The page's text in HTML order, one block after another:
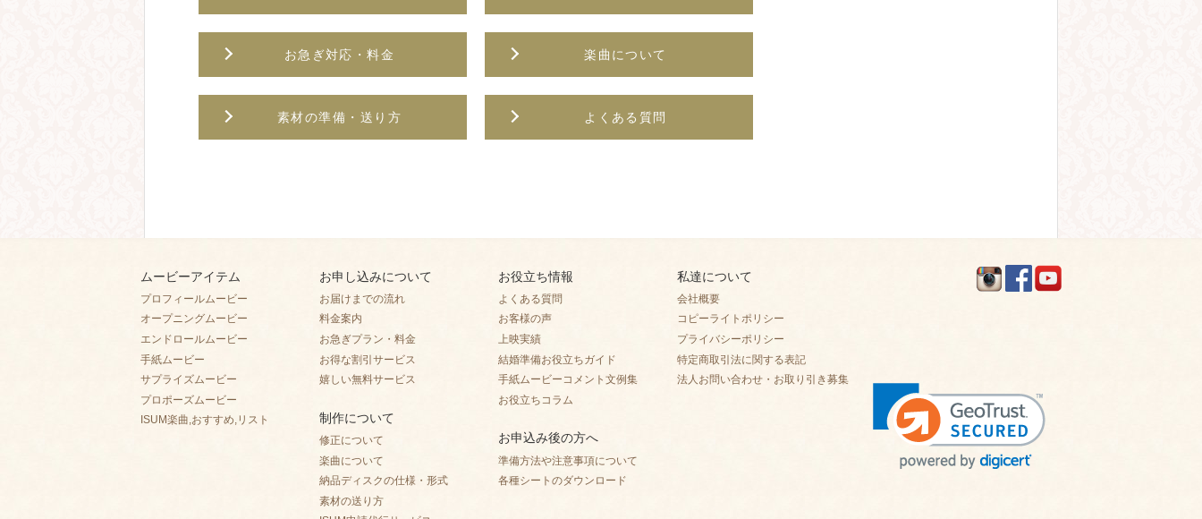
お急ぎ対応・料金 楽曲について
素材の準備・送り方 よくある質問
ムービーアイテム
プロフィールムービー
オープニングムービー
エンドロールムービー
手紙ムービー
サプライズムービー
プロポーズムービー
ISUM楽曲,おすすめ,リスト
お申し込みについて
お届けまでの流れ
料金案内
お急ぎプラン・料金
お得な割引サービス
嬉しい無料サービス
制作について
修正について
楽曲について
納品ディスクの仕様・形式
素材の送り方
お役立ち情報
よくある質問
お客様の声
上映実績
結婚準備お役立ちガイド
手紙ムービーコメント文例集
お役立ちコラム
お申込み後の方へ
準備方法や注意事項について
各種シートのダウンロード
私達について
会社概要
コピーライトポリシー
プライバシーポリシー
特定商取引法に関する表記
法人お問い合わせ・お取り引き募集